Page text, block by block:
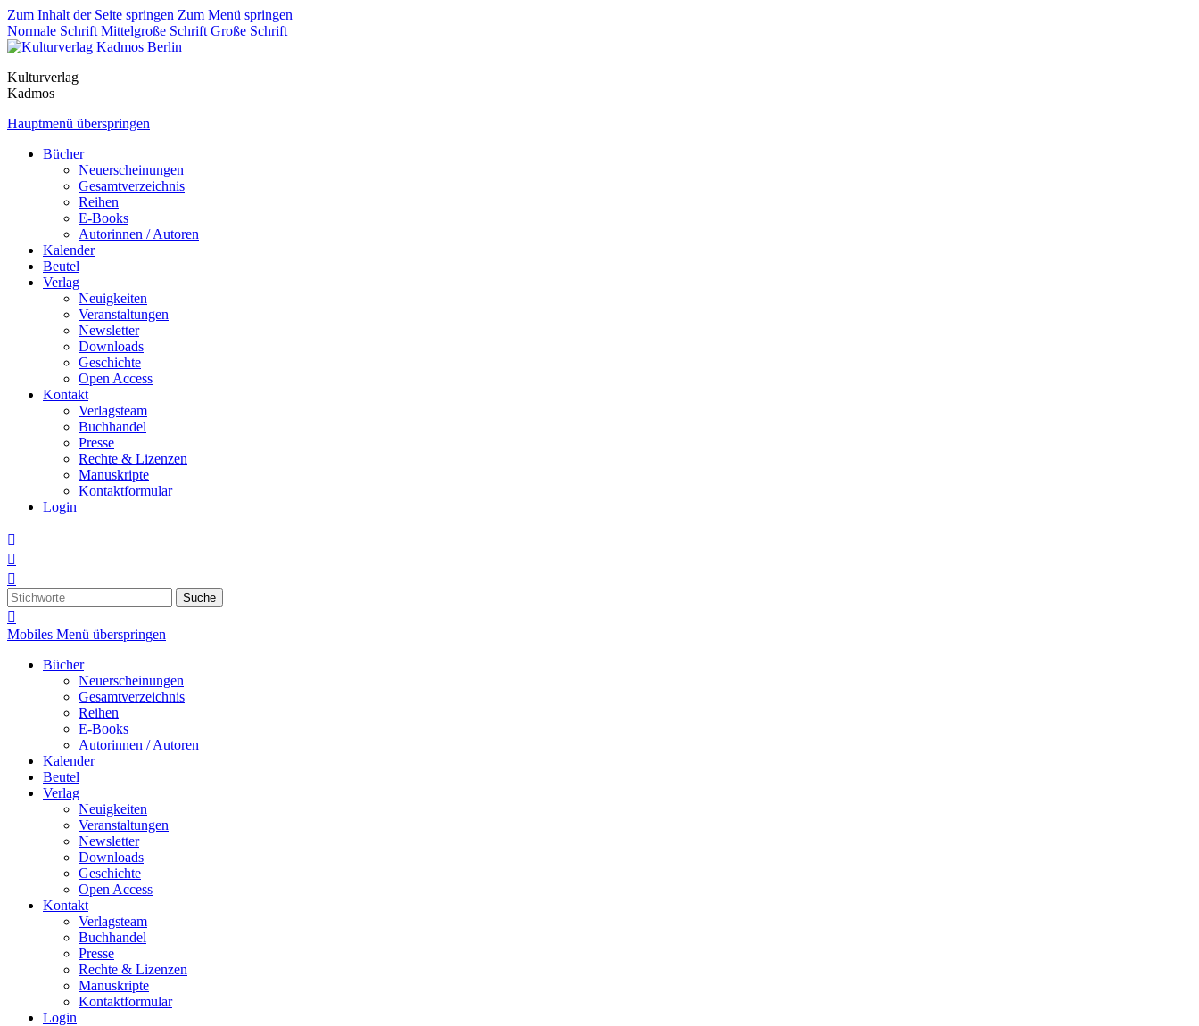
Zum Inhalt der Seite springen Zum Menü springen
Normale Schrift Mittelgroße Schrift Große Schrift
Kulturverlag
Kadmos
Hauptmenü überspringen
Bücher
Neuerscheinungen
Gesamtverzeichnis
Reihen
E-Books
Autorinnen / Autoren
Kalender
Beutel
Verlag
Neuigkeiten
Veranstaltungen
Newsletter
Downloads
Geschichte
Open Access
Kontakt
Verlagsteam
Buchhandel
Presse
Rechte & Lizenzen
Manuskripte
Kontaktformular
Login



Suche

Mobiles Menü überspringen
Bücher
Neuerscheinungen
Gesamtverzeichnis
Reihen
E-Books
Autorinnen / Autoren
Kalender
Beutel
Verlag
Neuigkeiten
Veranstaltungen
Newsletter
Downloads
Geschichte
Open Access
Kontakt
Verlagsteam
Buchhandel
Presse
Rechte & Lizenzen
Manuskripte
Kontaktformular
Login